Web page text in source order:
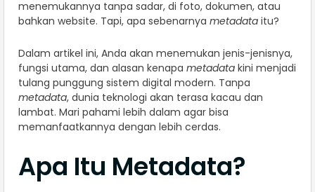
menemukannya tanpa sadar, di foto, dokumen, atau
bahkan website. Tapi, apa sebenarnya metadata itu?
Dalam artikel ini, Anda akan menemukan jenis-jenisnya,
fungsi utama, dan alasan kenapa metadata kini menjadi
tulang punggung sistem digital modern. Tanpa
metadata, dunia teknologi akan terasa kacau dan
lambat. Mari pahami lebih dalam agar bisa
memanfaatkannya dengan lebih cerdas.
Apa Itu Metadata?